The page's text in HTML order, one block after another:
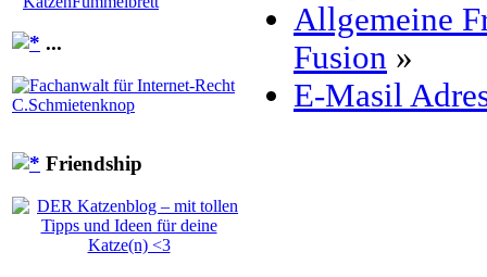
...
Friendship
Allgemeine
Fusion »
E-Masil